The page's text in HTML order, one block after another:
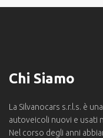
Chi Siamo
La Silvanocars s.r.l.s. è
autoveicoli nuovi e usati
Nel corso degli anni